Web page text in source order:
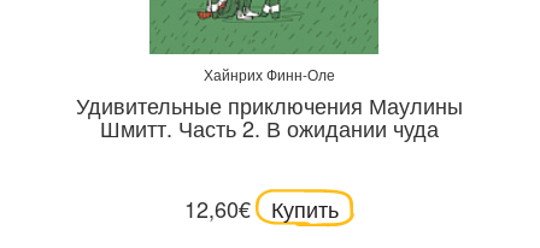
Хайнрих Финн-Оле
Удивительные приключения Маулины
Шмитт. Часть 2. В ожидании чуда
12,60€ Купить